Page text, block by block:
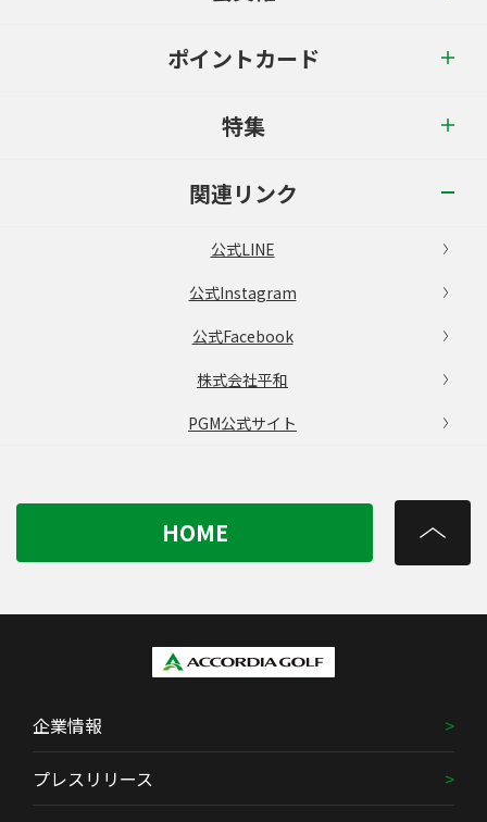
ポイントカード
特集
関連リンク
公式LINE
公式Instagram
公式Facebook
株式会社平和
PGM公式サイト
HOME
企業情報
プレスリリース